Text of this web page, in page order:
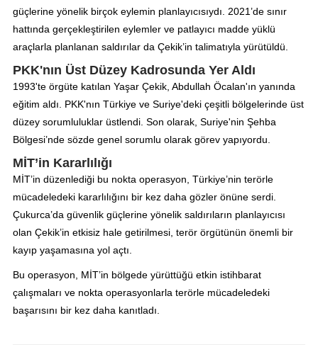
güçlerine yönelik birçok eylemin planlayıcısıydı. 2021’de sınır
hattında gerçekleştirilen eylemler ve patlayıcı madde yüklü
araçlarla planlanan saldırılar da Çekik’in talimatıyla yürütüldü.
PKK'nın Üst Düzey Kadrosunda Yer Aldı
1993'te örgüte katılan Yaşar Çekik, Abdullah Öcalan'ın yanında
eğitim aldı. PKK'nın Türkiye ve Suriye'deki çeşitli bölgelerinde üst
düzey sorumluluklar üstlendi. Son olarak, Suriye'nin Şehba
Bölgesi’nde sözde genel sorumlu olarak görev yapıyordu.
MİT’in Kararlılığı
MİT’in düzenlediği bu nokta operasyon, Türkiye’nin terörle
mücadeledeki kararlılığını bir kez daha gözler önüne serdi.
Çukurca’da güvenlik güçlerine yönelik saldırıların planlayıcısı
olan Çekik’in etkisiz hale getirilmesi, terör örgütünün önemli bir
kayıp yaşamasına yol açtı.
Bu operasyon, MİT’in bölgede yürüttüğü etkin istihbarat
çalışmaları ve nokta operasyonlarla terörle mücadeledeki
başarısını bir kez daha kanıtladı.